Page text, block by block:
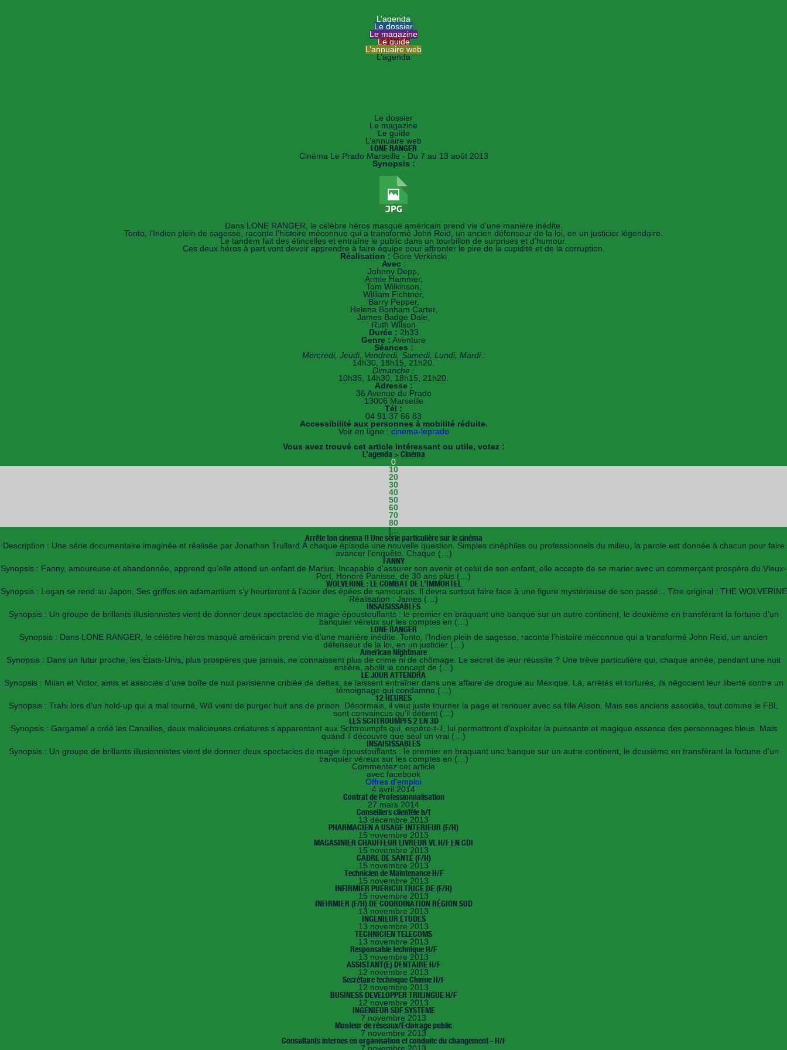
L’agenda
Le dossier
Le magazine
Le guide
L’annuaire web
L’agenda
Le dossier
Le magazine
Le guide
L’annuaire web
LONE RANGER
Cinéma Le Prado Marseille - Du 7 au 13 août 2013
Synopsis :
Dans LONE RANGER, le célèbre héros masqué américain prend vie d’une manière inédite.
Tonto, l’Indien plein de sagesse, raconte l’histoire méconnue qui a transformé John Reid, un ancien défenseur de la loi, en un justicier légendaire.
Le tandem fait des étincelles et entraîne le public dans un tourbillon de surprises et d’humour.
Ces deux héros à part vont devoir apprendre à faire équipe pour affronter le pire de la cupidité et de la corruption.
Réalisation : Gore Verkinski
Avec:
Johnny Depp,
Armie Hammer,
Tom Wilkinson,
William Fichtner,
Barry Pepper,
Helena Bonham Carter,
James Badge Dale,
Ruth Wilson
Durée : 2h33
Genre : Aventure
Séances :
Mercredi, Jeudi, Vendredi, Samedi, Lundi, Mardi :
14h30, 18h15, 21h20.
Dimanche :
10h35, 14h30, 18h15, 21h20.
Adresse :
36 Avenue du Prado
13006 Marseille
Tél :
04 91 37 66 83
Accessibilité aux personnes à mobilité réduite.
Voir en ligne : cinema-leprado
Vous avez trouvé cet article intéressant ou utile, votez :
L’agenda > Cinéma
0
10
20
30
40
50
60
70
80
...
Arrête ton cinema !! Une série particulière sur le cinéma
Description : Une série documentaire imaginée et réalisée par Jonathan Trullard À chaque épisode une nouvelle question. Simples cinéphiles ou professionnels du milieu, la parole est donnée à chacun pour faire
avancer l’enquête. Chaque (…)
FANNY
Synopsis : Fanny, amoureuse et abandonnée, apprend qu’elle attend un enfant de Marius. Incapable d’assurer son avenir et celui de son enfant, elle accepte de se marier avec un commerçant prospère du Vieux-
Port, Honoré Panisse, de 30 ans plus (…)
WOLVERINE : LE COMBAT DE L’IMMORTEL
Synopsis : Logan se rend au Japon. Ses griffes en adamantium s’y heurteront à l’acier des épées de samouraïs. Il devra surtout faire face à une figure mystérieuse de son passé... Titre original : THE WOLVERINE
Réalisation : James (…)
INSAISISSABLES
Synopsis : Un groupe de brillants illusionnistes vient de donner deux spectacles de magie époustouflants : le premier en braquant une banque sur un autre continent, le deuxième en transférant la fortune d’un
banquier véreux sur les comptes en (…)
LONE RANGER
Synopsis : Dans LONE RANGER, le célèbre héros masqué américain prend vie d’une manière inédite. Tonto, l’Indien plein de sagesse, raconte l’histoire méconnue qui a transformé John Reid, un ancien
défenseur de la loi, en un justicier (…)
American Nightmare
Synopsis : Dans un futur proche, les États-Unis, plus prospères que jamais, ne connaissent plus de crime ni de chômage. Le secret de leur réussite ? Une trêve particulière qui, chaque année, pendant une nuit
entière, abolit le concept de (…)
LE JOUR ATTENDRA
Synopsis : Milan et Victor, amis et associés d’une boîte de nuit parisienne criblée de dettes, se laissent entraîner dans une affaire de drogue au Mexique. Là, arrêtés et torturés, ils négocient leur liberté contre un
témoignage qui condamne (…)
12 HEURES
Synopsis : Trahi lors d’un hold-up qui a mal tourné, Will vient de purger huit ans de prison. Désormais, il veut juste tourner la page et renouer avec sa fille Alison. Mais ses anciens associés, tout comme le FBI,
sont convaincus qu’il détient (…)
LES SCHTROUMPFS 2 EN 3D
Synopsis : Gargamel a créé les Canailles, deux malicieuses créatures s’apparentant aux Schtroumpfs qui, espère-t-il, lui permettront d’exploiter la puissante et magique essence des personnages bleus. Mais
quand il découvre que seul un vrai (…)
INSAISISSABLES
Synopsis : Un groupe de brillants illusionnistes vient de donner deux spectacles de magie époustouflants : le premier en braquant une banque sur un autre continent, le deuxième en transférant la fortune d’un
banquier véreux sur les comptes en (…)
Commentez cet article
avec facebook
Offres d'emploi
4 avril 2014
Contrat de Professionnalisation
27 mars 2014
Conseillers clientèle h/f
13 décembre 2013
PHARMACIEN A USAGE INTERIEUR (F/H)
15 novembre 2013
MAGASINIER CHAUFFEUR LIVREUR VL H/F EN CDI
15 novembre 2013
CADRE DE SANTÉ (F/H)
15 novembre 2013
Technicien de Maintenance H/F
15 novembre 2013
INFIRMIER PUÉRICULTRICE DE (F/H)
15 novembre 2013
INFIRMIER (F/H) DE COORDINATION RÉGION SUD
13 novembre 2013
INGENIEUR ETUDES
13 novembre 2013
TECHNICIEN TELECOMS
13 novembre 2013
Responsable technique H/F
13 novembre 2013
ASSISTANT(E) DENTAIRE H/F
12 novembre 2013
Secrétaire technique Chimie H/F
12 novembre 2013
BUSINESS DEVELOPPER TRILINGUE H/F
12 novembre 2013
INGENIEUR SDF SYSTEME
7 novembre 2013
Monteur de réseaux/Eclairage public
7 novembre 2013
Consultants internes en organisation et conduite du changement - H/F